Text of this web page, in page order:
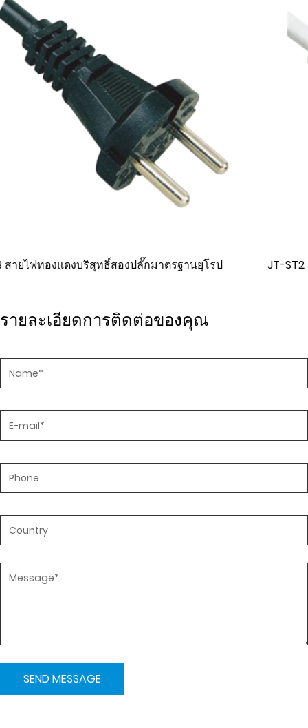
โรป JT-ST2 สายไฟมาตรฐาน IEC
รายละเอียดการติดต่อของคุณ